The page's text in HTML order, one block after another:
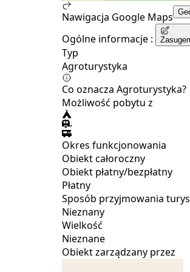
Nawigacja Google Maps
Ogólne informacje :
Typ
Agroturystyka
Co oznacza Agroturystyka?
Możliwość pobytu z
Okres funkcjonowania
Obiekt całoroczny
Obiekt płatny/bezpłatny
Płatny
Sposób przyjmowania
Nieznany
Wielkość
Nieznane
Obiekt zarządzany przez